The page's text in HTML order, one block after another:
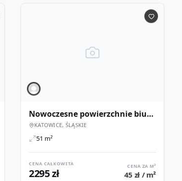
Nowoczesne powierzchnie biurowe- różny metraż | DL Atrium al. Korfantego 138
KATOWICE, ŚLĄSKIE
51 m²
CENA CAŁKOWITA
2295 zł
CENA ZA M²
45 zł / m²